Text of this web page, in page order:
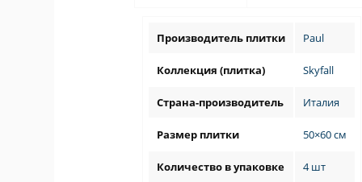
Производитель плитки Paul
Коллекция (плитка) Skyfall
Страна-производитель Италия
Размер плитки 50×60 см
Количество в упаковке 4 шт